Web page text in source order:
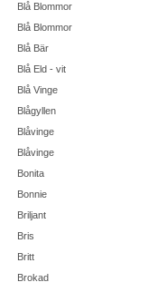
Blå Blommor
Blå Blommor
Blå Bär
Blå Eld - vit
Blå Vinge
Blågyllen
Blåvinge
Blåvinge
Bonita
Bonnie
Briljant
Bris
Britt
Brokad